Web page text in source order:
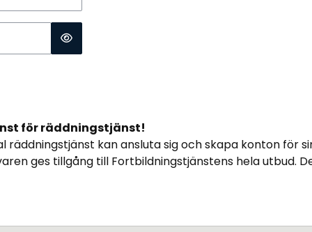
för räddningstjänst!
kan ansluta sig och skapa konton för
ges tillgång till Fortbildningstjänstens hela utbud.